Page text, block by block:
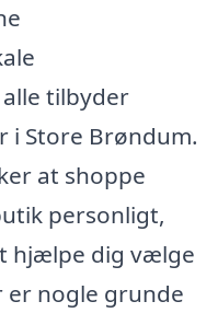
tilbyder
i Store Brøndum.
at shoppe
personligt,
hjælpe dig vælge
er nogle grunde